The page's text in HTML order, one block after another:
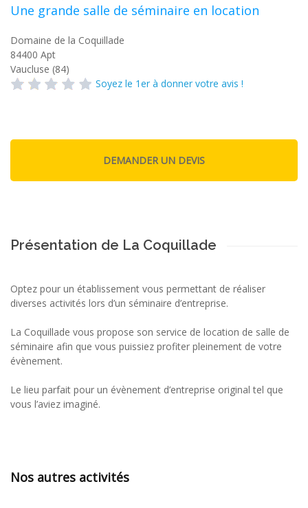
Une grande salle de séminaire en location
Domaine de la Coquillade
84400 Apt
Vaucluse (84)
Soyez le 1er à donner votre avis !
Présentation de La Coquillade
Optez pour un établissement vous permettant de réaliser
diverses activités lors d’un séminaire d’entreprise.
La Coquillade vous propose son service de location de salle de
séminaire afin que vous puissiez profiter pleinement de votre
évènement.
Le lieu parfait pour un évènement d’entreprise original tel que
vous l’aviez imaginé.
Nos autres activités